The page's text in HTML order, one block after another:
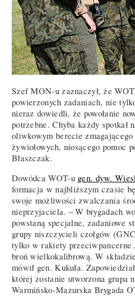
Szef MON-u zaznaczył, że
powierzonych zadaniach, nie
nieraz dowiedli, że powołanie
potrzebne. Chyba każdy spotkał
oliwkowym berecie
żywiołowych, niosącego pomoc
Błaszczak.
Dowódca WOT-u gen. dyw.
formacja w najbliższym czasie
swoje możliwości zwalczania
nieprzyjaciela. – W brygadach
powstaną specjalne, zadaniowe
grupy niszczycieli czołgów
tylko w rakiety przeciwpancerne
broń wielkokalibrową. W
mówił gen. Kukuła.
której zostanie utworzona grupa
Warmińsko-Mazurska Brygada